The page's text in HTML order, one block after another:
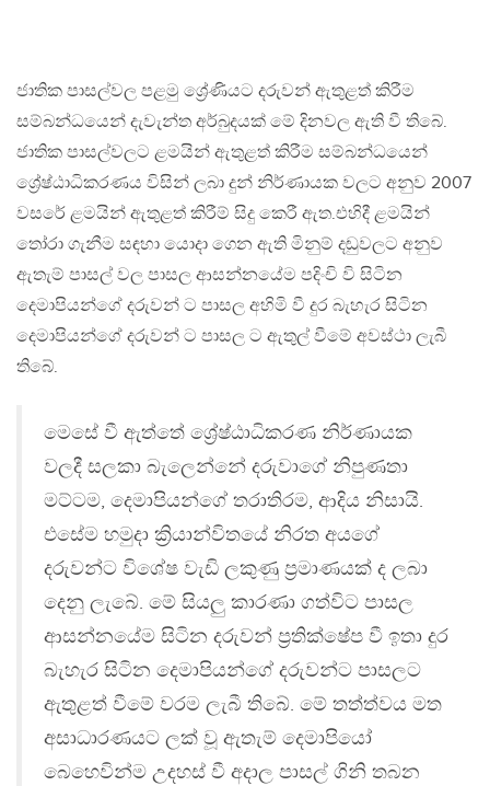
ජාතික පාසල්වල පළමු ශ්‍රේණියට දරුවන් ඇතුළත් කිරීම
සම්බන්ධයෙන් දැවැන්ත අර්බුදයක් මේ දිනවල ඇති වී තිබේ.
ජාතික පාසල්වලට ළමයින් ඇතුළත් කිරීම සම්බන්ධයෙන්
ශ්‍රේෂ්ඨාධිකරණය විසින් ලබා දුන් නිර්ණායක වලට අනුව 2007
වසරේ ළමයින් ඇතුළත් කිරීම් සිදු කෙරී ඇත.එහිදී ළමයින්
තෝරා ගැනීම සඳහා යොදා ගෙන ඇති මිනුම් දඬුවලට අනුව
ඇතැම් පාසල් වල පාසල ආසන්නයේම පදිංචි වි සිටින
දෙමාපියන්ගේ දරුවන් ට පාසල අහිමි වී දුර බැහැර සිටින
දෙමාපියන්ගේ දරුවන් ට පාසල ට ඇතුල් වීමේ අවස්ථා ලැබී
තිබේ.
මෙසේ වී ඇත්තේ ශ්‍රේෂ්ඨාධිකරණ නිර්ණායක
වලදී සලකා බැලෙන්නේ දරුවාගේ නිපුණතා
මට්ටම, දෙමාපියන්ගේ තරාතිරම, ආදිය නිසායි.
එසේම හමුදා ක්‍රියාන්විතයේ නිරත අයගේ
දරුවන්ට විශේෂ වැඩි ලකුණු ප්‍රමාණයක් ද ලබා
දෙනු ලැබේ. මේ සියලු කාරණා ගත්විට පාසල
ආසන්නයේම සිටින දරුවන් ප්‍රතික්ෂේප වී ඉතා දුර
බැහැර සිටින දෙමාපියන්ගේ දරුවන්ට පාසලට
ඇතුළත් වීමේ වරම ලැබී තිබේ. මේ තත්ත්වය මත
අසාධාරණයට ලක් වූ ඇතැම් දෙමාපියෝ
බෙහෙවින්ම උදහස් වී අදාල පාසල් ගිනි තබන